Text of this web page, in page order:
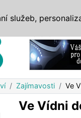
Zajímavosti Ve
Ve Vídni
služeb,